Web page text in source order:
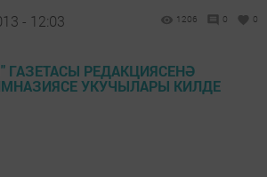
- 12:03 1206 0 0